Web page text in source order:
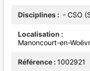
Disciplines - CSO
Localisation
Manoncourt-en-
Référence 1002921